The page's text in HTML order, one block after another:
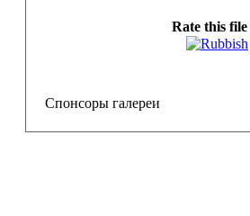
Rate this file
Спонсоры галереи